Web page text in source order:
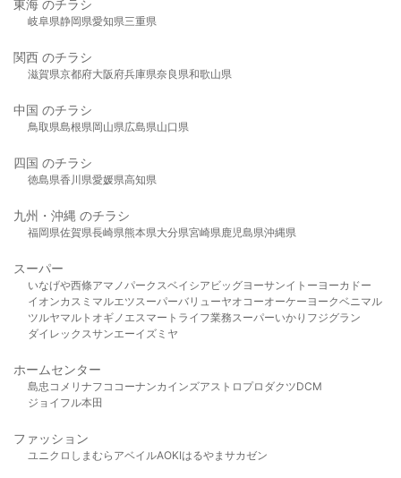
東海 のチラシ
岐阜県静岡県愛知県三重県
関西 のチラシ
滋賀県京都府大阪府兵庫県奈良県和歌山県
中国 のチラシ
鳥取県島根県岡山県広島県山口県
四国 のチラシ
徳島県香川県愛媛県高知県
九州・沖縄 のチラシ
福岡県佐賀県長崎県熊本県大分県宮崎県鹿児島県沖縄県
スーパー
いなげや西條アマノパークスベイシア ビッグヨーサンイトーヨーカドー
イオンカスミ マルエツスーパーバリューヤオコーオーケー ヨークベニマル
ツルヤマルト オギノ エスマート ライフ業務スーパーいかり フジグラン
ダイレックスサンエーイズミヤ
ホームセンター
島忠 コメリ ナフコ コーナンカインズアストロプロダクツDCM
ジョイフル本田
ファッション
ユニクロ しまむら アベイルAOKIはるやま サカゼン